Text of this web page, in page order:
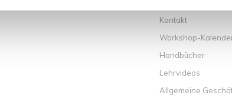
Kontakt
Workshop-
Handbücher
Lehrvideos
Allgemeine